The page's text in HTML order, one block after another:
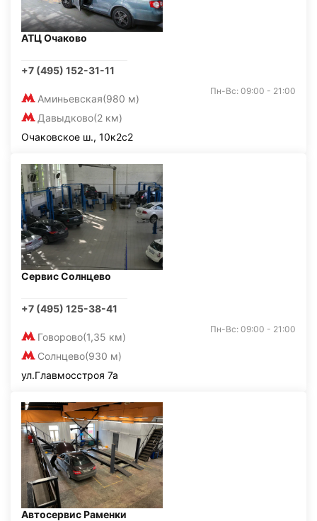
АТЦ Очаково
+7 (495) 152-31-11
Аминьевская(980 м)
Давыдково(2 км)
Пн-Вс: 09:00 - 21:00
Очаковское ш., 10к2с2
Сервис Солнцево
+7 (495) 125-38-41
Говорово(1,35 км)
Солнцево(930 м)
Пн-Вс: 09:00 - 21:00
ул.Главмосстроя 7а
Автосервис Раменки